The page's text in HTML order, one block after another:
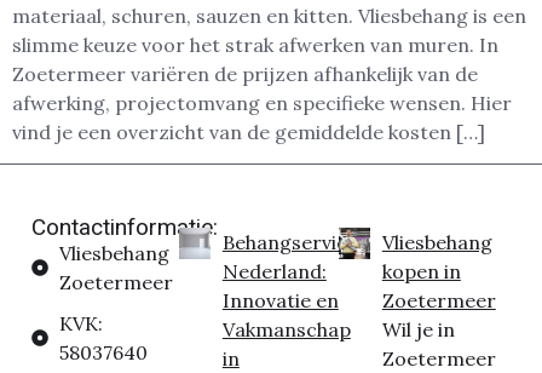
materiaal, schuren, sauzen en kitten. Vliesbehang is een
slimme keuze voor het strak afwerken van muren. In
Zoetermeer variëren de prijzen afhankelijk van de
afwerking, projectomvang en specifieke wensen. Hier
vind je een overzicht van de gemiddelde kosten […]
Contactinformatie:
Vliesbehang
Zoetermeer
KVK:
58037640
Behangservice
Nederland:
Innovatie en
Vakmanschap
in
Vliesbehang
kopen in
Zoetermeer
Wil je in
Zoetermeer